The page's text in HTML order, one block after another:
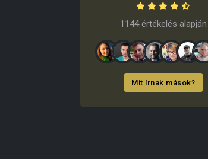
1144 értékelés alapján
Mit írnak mások?